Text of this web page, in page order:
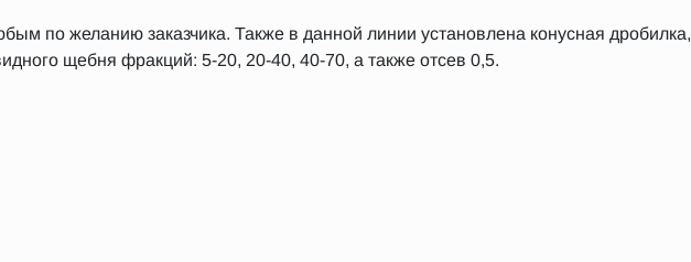
по желанию заказчика. Также в данной линии установлена конусная дробилка,
щебня фракций: 5-20, 20-40, 40-70, а также отсев 0,5.